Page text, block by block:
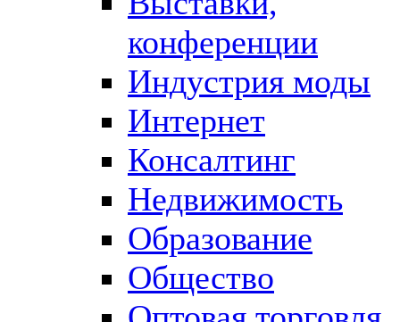
конференции
Индустрия моды
Интернет
Консалтинг
Недвижимость
Образование
Общество